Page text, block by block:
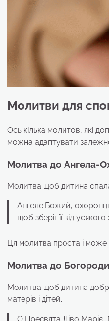
Молитви для
Ось кілька молитов, які
можна адаптувати
Молитва до Ангела-
Молитва щоб дитина
Ангеле Божий,
щоб зберіг її від
Ця молитва проста і
Молитва до
Молитва щоб дитина
матерів і дітей.
О Пресвята Діво Маріє,